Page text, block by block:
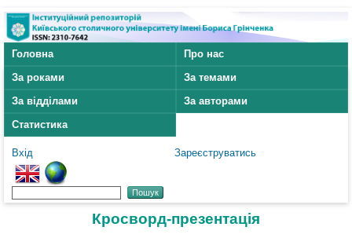
Головна
Про нас
За роками
За темами
За відділами
За авторами
Статистика
Вхід Зареєструватись
Кросворд-презентація